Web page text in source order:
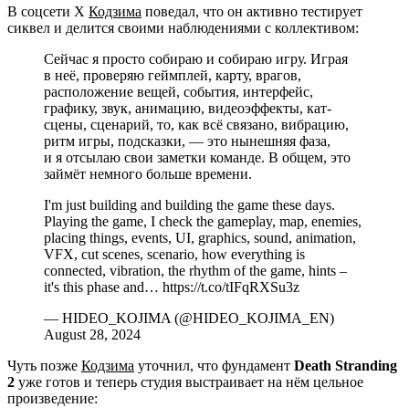
В соцсети X Кодзима поведал, что он активно тестирует
сиквел и делится своими наблюдениями с коллективом:
Сейчас я просто собираю и собираю игру. Играя
в неё, проверяю геймплей, карту, врагов,
расположение вещей, события, интерфейс,
графику, звук, анимацию, видеоэффекты, кат-
сцены, сценарий, то, как всё связано, вибрацию,
ритм игры, подсказки, — это нынешняя фаза,
и я отсылаю свои заметки команде. В общем, это
займёт немного больше времени.
I'm just building and building the game these days.
Playing the game, I check the gameplay, map, enemies,
placing things, events, UI, graphics, sound, animation,
VFX, cut scenes, scenario, how everything is
connected, vibration, the rhythm of the game, hints –
it's this phase and… https://t.co/tIFqRXSu3z
— HIDEO_KOJIMA (@HIDEO_KOJIMA_EN)
August 28, 2024
Чуть позже Кодзима уточнил, что фундамент Death Stranding
2 уже готов и теперь студия выстраивает на нём цельное
произведение: